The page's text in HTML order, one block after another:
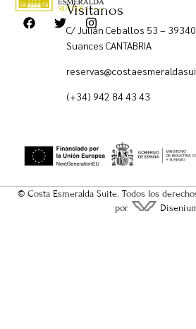
Visítanos
C/ Julián Ceballos 53 – 39340
Suances CANTABRIA
(+34) 942 84 43 43
© Costa Esmeralda Suite. Todos los
por